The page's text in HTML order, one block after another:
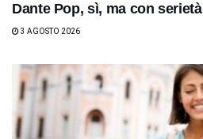
Dante Pop, sì, ma con serietà
3 AGOSTO 2026